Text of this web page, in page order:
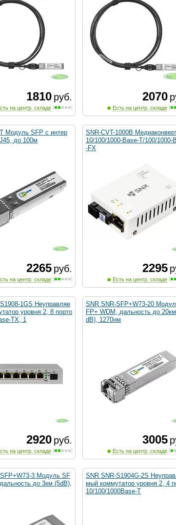
1810 руб.
на центр. складе
2070
Есть на центр. складе
Модуль SFP с интер
до 100м
2265 руб.
на центр. складе
SNR-CVT-1000B
10/100/1000-Base-T/100/1000-
-FX
2295
Есть на центр. складе
1GS Неуправляе
уровня 2, 8 порто
TX, 1
2920 руб.
на центр. складе
SNR SNR-SFP+W73-20
FP+ WDM, дальность до
dB), 1270нм
3005
Есть на центр. складе
3 Модуль SF
до 3км (5dB),
SNR SNR-S1904G-2S
мый коммутатор уровня 2, 4
10/100/1000Base-T